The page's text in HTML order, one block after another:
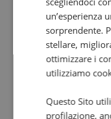
Promo
RR SCS Abs
€ 15.900
un’esperienza
sorprendente.
stellare,
ottimizzare i
utilizziamo
Questo Sito
profilazione,